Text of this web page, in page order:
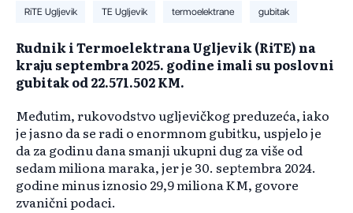
RiTE Ugljevik TE Ugljevik termoelektrane gubitak
Rudnik i Termoelektrana Ugljevik (RiTE) na
kraju septembra 2025. godine imali su poslovni
gubitak od 22.571.502 KM.
Međutim, rukovodstvo ugljevičkog preduzeća, iako
je jasno da se radi o enormnom gubitku, uspjelo je
da za godinu dana smanji ukupni dug za više od
sedam miliona maraka, jer je 30. septembra 2024.
godine minus iznosio 29,9 miliona KM, govore
zvanični podaci.